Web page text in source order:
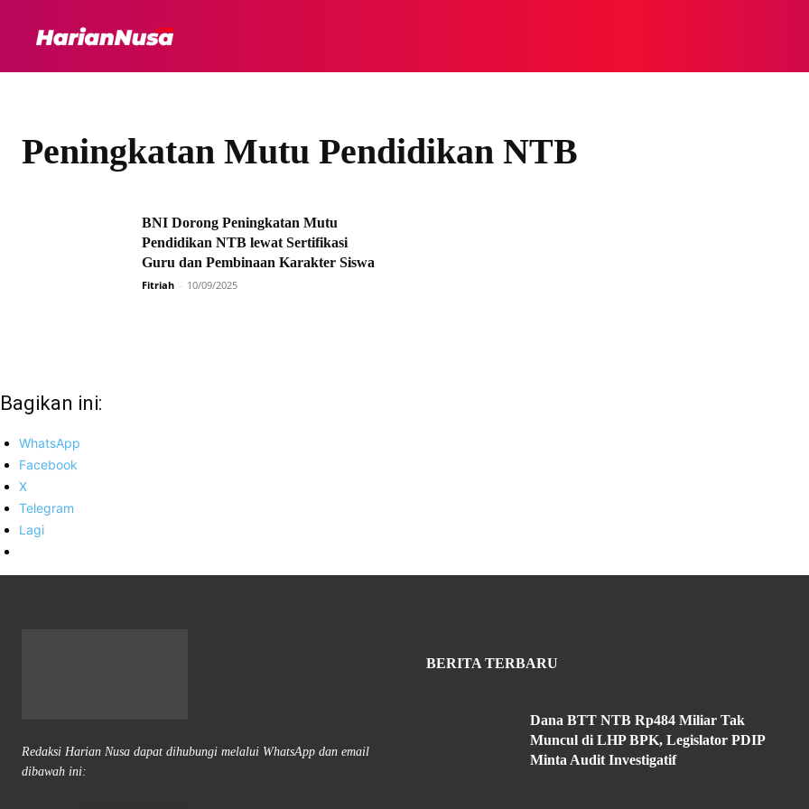
Peningkatan Mutu Pendidikan NTB
BNI Dorong Peningkatan Mutu
Pendidikan NTB lewat Sertifikasi
Guru dan Pembinaan Karakter Siswa
Fitriah - 10/09/2025
Bagikan ini:
WhatsApp
Facebook
X
Telegram
Lagi
Redaksi Harian Nusa dapat dihubungi melalui WhatsApp dan email
dibawah ini:
BERITA TERBARU
Dana BTT NTB Rp484 Miliar Tak
Muncul di LHP BPK, Legislator PDIP
Minta Audit Investigatif